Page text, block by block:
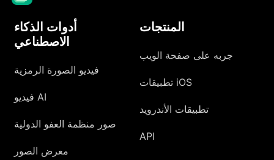
أدوات الذكاء
الاصطناعي
فيديو الصورة الرمزية
فيديو AI
صور منظمة العفو الدولية
معرض الصور
المنتجات
جربه على صفحة الويب
تطبيقات iOS
تطبيقات الأندرويد
API